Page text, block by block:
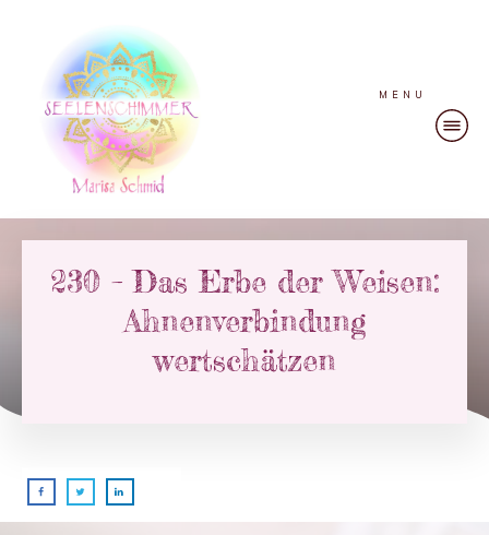
MENU
230 – Das Erbe der Weisen:
Ahnenverbindung
wertschätzen